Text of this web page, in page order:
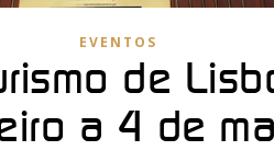
EVENTOS
de
a 4 de